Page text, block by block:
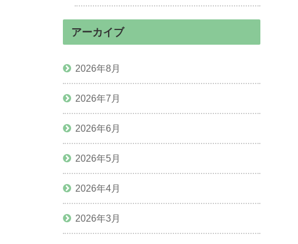
アーカイブ
2026年8月
2026年7月
2026年6月
2026年5月
2026年4月
2026年3月